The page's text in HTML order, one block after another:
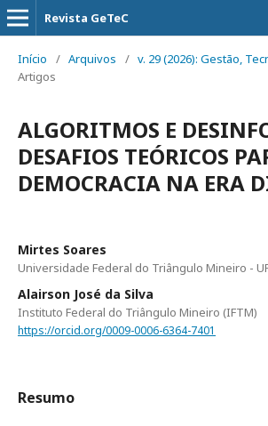
Revista GeTeC
Início / Arquivos / v. 29 (2026): Gestão,
Artigos
ALGORITMOS E
DESAFIOS TEÓRICOS
DEMOCRACIA NA ERA
Mirtes Soares
Universidade Federal do Triângulo Mineiro -
Alairson José da Silva
Instituto Federal do Triângulo Mineiro (IFTM)
https://orcid.org/0009-0006-6364-7401
Resumo